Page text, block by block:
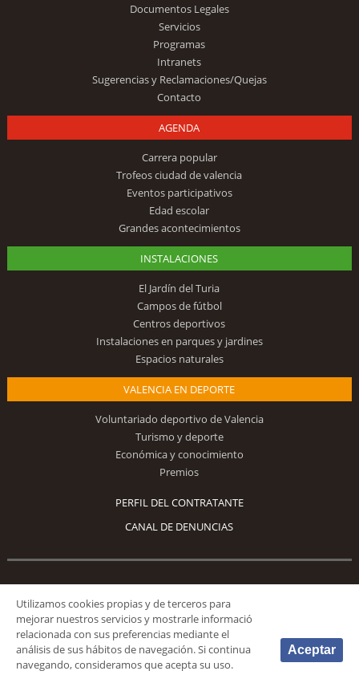
Documentos Legales
Servicios
Programas
Intranets
Sugerencias y Reclamaciones/Quejas
Contacto
AGENDA
Carrera popular
Trofeos ciudad de valencia
Eventos participativos
Edad escolar
Grandes acontecimientos
INSTALACIONES
El Jardín del Turia
Campos de fútbol
Centros deportivos
Instalaciones en parques y jardines
Espacios naturales
VALENCIA EN DEPORTE
Voluntariado deportivo de Valencia
Turismo y deporte
Económica y conocimiento
Premios
PERFIL DEL CONTRATANTE
CANAL DE DENUNCIAS
Síguenos
Utilizamos cookies propias y de terceros para
mejorar nuestros servicios y mostrarle informació
relacionada con sus preferencias mediante el
análisis de sus hábitos de navegación. Si continua
navegando, consideramos que acepta su uso.
Aceptar